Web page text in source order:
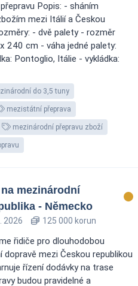
Popis: - sháním
mezi Itálií a Českou
- dvě palety - rozměr
240 cm - váha jedné palety:
Pontoglio, Itálie - vykládka:
do 3,5 tuny
mezistátní přeprava
mezinárodní přepravu zboží
mezinárodní
- Německo
2026 125 000 korun
řidiče pro dlouhodobou
dopravě mezi Českou republikou
řízení dodávky na trase
budou pravidelné a